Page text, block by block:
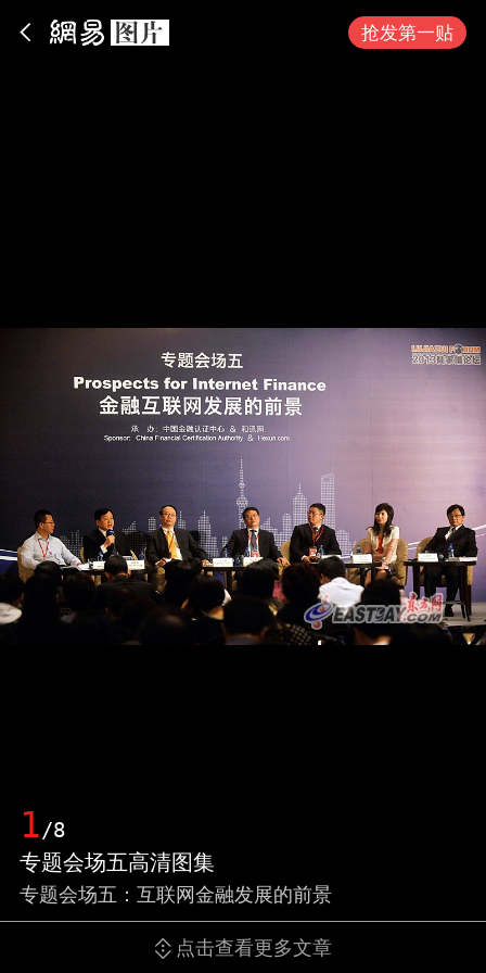
抢发第一贴
1/8
专题会场五高清图集
专题会场五：互联网金融发展的前景
点击查看更多文章